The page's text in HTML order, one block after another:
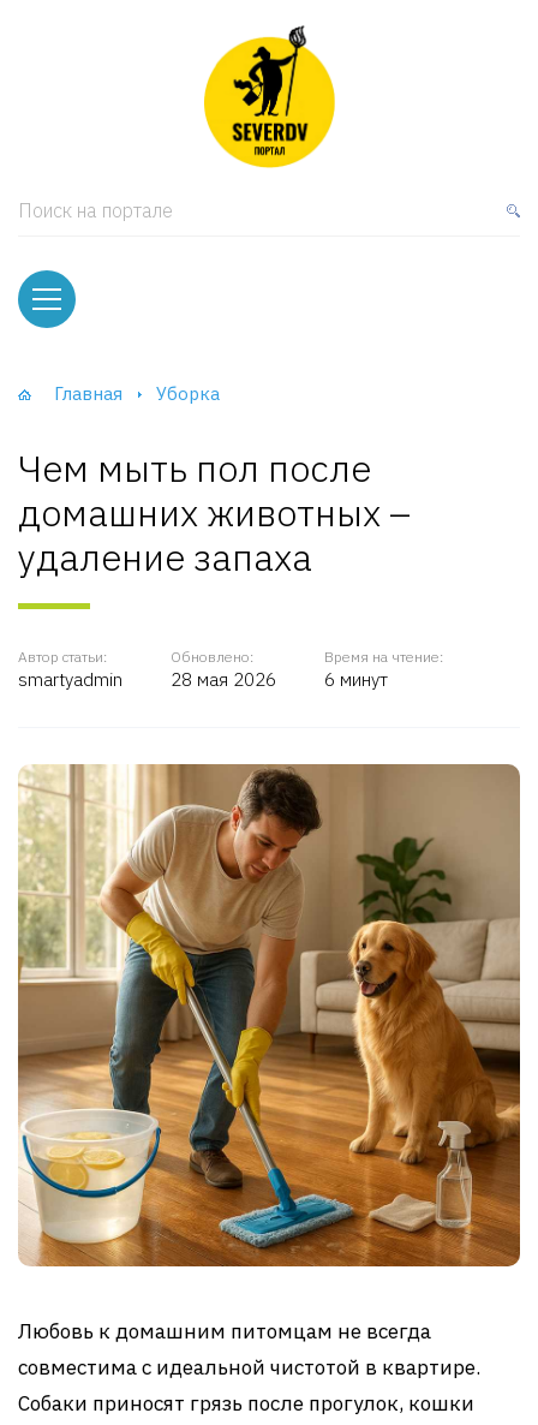
Поиск на портале
Главная Уборка
Чем мыть пол после
домашних животных –
удаление запаха
Автор статьи:
smartyadmin
Обновлено:
28 мая 2026
Время на чтение:
6 минут
Любовь к домашним питомцам не всегда
совместима с идеальной чистотой в квартире.
Собаки приносят грязь после прогулок, кошки
и тумбы